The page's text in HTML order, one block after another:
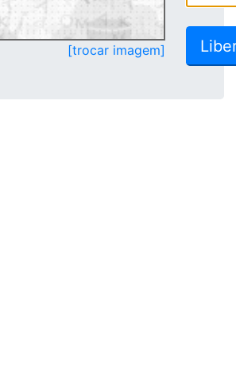
[trocar imagem]